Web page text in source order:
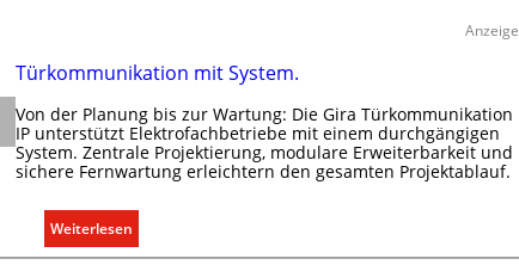
Anzeige
Türkommunikation mit System.
Von der Planung bis zur Wartung: Die Gira Türkommunikation
IP unterstützt Elektrofachbetriebe mit einem durchgängigen
System. Zentrale Projektierung, modulare Erweiterbarkeit und
sichere Fernwartung erleichtern den gesamten Projektablauf.
Weiterlesen:
T